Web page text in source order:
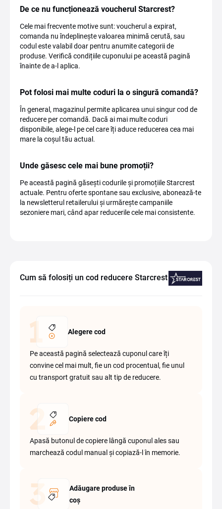
De ce nu funcționează voucherul Starcrest?
Cele mai frecvente motive sunt: voucherul a expirat,
comanda nu îndeplinește valoarea minimă cerută, sau
codul este valabil doar pentru anumite categorii de
produse. Verifică condițiile cuponului pe această pagină
înainte de a-l aplica.
Pot folosi mai multe coduri la o singură comandă?
În general, magazinul permite aplicarea unui singur cod de
reducere per comandă. Dacă ai mai multe coduri
disponibile, alege-l pe cel care îți aduce reducerea cea mai
mare la coșul tău actual.
Unde găsesc cele mai bune promoții?
Pe această pagină găsești codurile și promoțiile Starcrest
actuale. Pentru oferte spontane sau exclusive, abonează-te
la newsletterul retailerului și urmărește campaniile
sezoniere mari, când apar reducerile cele mai consistente.
Cum să folosiți un cod reducere Starcrest
Alegere cod
Pe această pagină selectează cuponul care îți
convine cel mai mult, fie un cod procentual, fie unul
cu transport gratuit sau alt tip de reducere.
Copiere cod
Apasă butonul de copiere lângă cuponul ales sau
marchează codul manual și copiază-l în memorie.
Adăugare produse în
coș